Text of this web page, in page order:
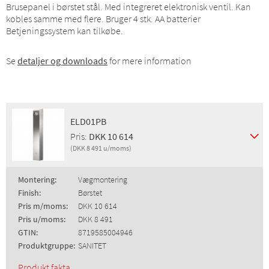
Brusepanel i børstet stål. Med integreret elektronisk ventil. Kan
kobles samme med flere. Bruger 4 stk. AA batterier
Betjeningssystem kan tilkøbe.
Se detaljer og downloads for mere information
ELD01PB
Pris: DKK 10 614
(DKK 8 491 u/moms)
Montering:
Vægmontering
Finish:
Børstet
Pris m/moms:
DKK 10 614
Pris u/moms:
DKK 8 491
GTIN:
8719585004946
Produktgruppe: SANITET